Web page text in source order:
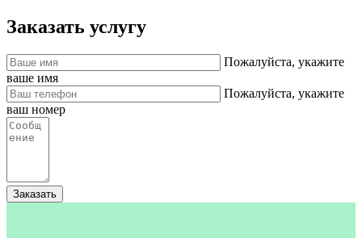
Заказать услугу
Пожалуйста, укажите
ваше имя
Пожалуйста, укажите
ваш номер
Заказать